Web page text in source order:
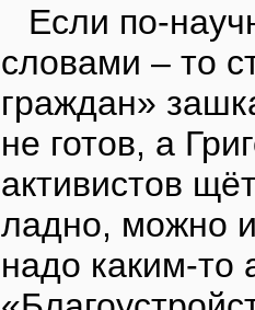
Если по-
словами – то
граждан»
не готов, а
активистов
ладно, можно
надо каким-то